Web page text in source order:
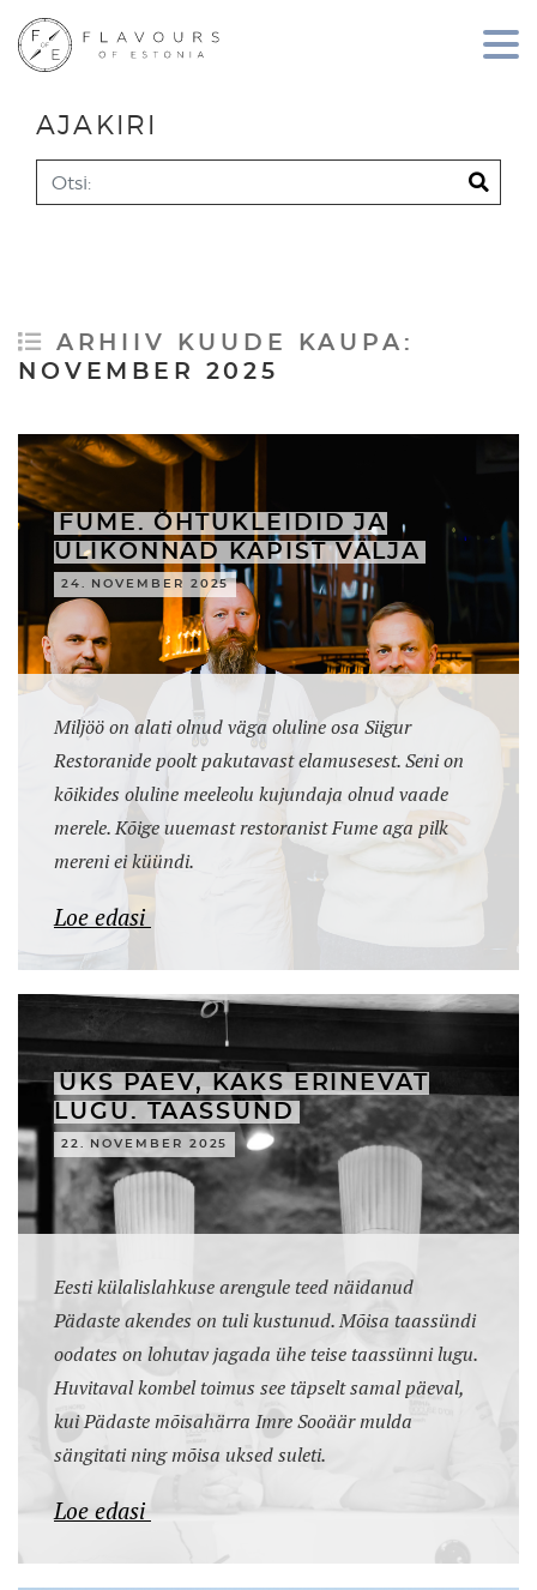
AJAKIRI
Search
ARHIIV KUUDE KAUPA:
NOVEMBER 2025
FUME. ÕHTUKLEIDID JA
ÜLIKONNAD KAPIST VÄLJA
24. NOVEMBER 2025
Miljöö on alati olnud väga oluline osa Siigur
Restoranide poolt pakutavast elamusesest. Seni on
kõikides oluline meeleolu kujundaja olnud vaade
merele. Kõige uuemast restoranist Fume aga pilk
mereni ei küündi.
Loe edasi
ÜKS PÄEV, KAKS ERINEVAT
LUGU. TAASSÜND
22. NOVEMBER 2025
Eesti külalislahkuse arengule teed näidanud
Pädaste akendes on tuli kustunud. Mõisa taassündi
oodates on lohutav jagada ühe teise taassünni lugu.
Huvitaval kombel toimus see täpselt samal päeval,
kui Pädaste mõisahärra Imre Sooäär mulda
sängitati ning mõisa uksed suleti.
Loe edasi